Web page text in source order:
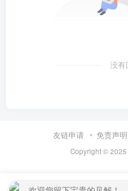
没有
友链申请 免责声明
Copyright © 2025